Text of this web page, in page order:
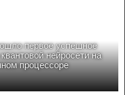
первое успешное
нейросети на
процессоре